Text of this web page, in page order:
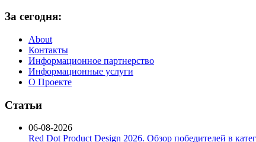
За сегодня:
About
Контакты
Информационное партнерство
Информационные услуги
О Проекте
Статьи
06-08-2026
Red Dot Product Design 2026. Обзор победителей в